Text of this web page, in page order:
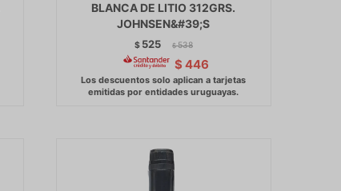
BLANCA DE LITIO 312GRS.
JOHNSEN&#39;S
$ 525 $ 538
$ 446